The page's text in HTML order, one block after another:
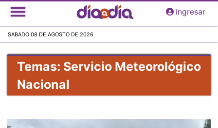
Pasar
al
principal
ingresar
SABADO 08 DE AGOSTO DE 2026
Temas: Servicio Meteorológico
Nacional